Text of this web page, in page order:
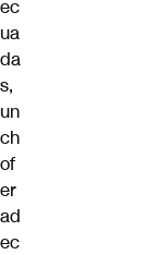
ec
ua
da
s,
un
ch
of
er
ad
ec